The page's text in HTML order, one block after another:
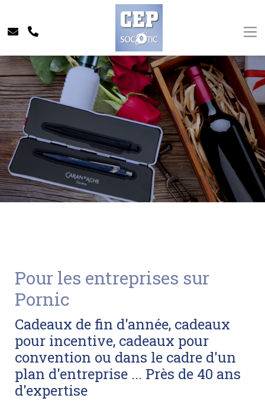
Pour les entreprises sur
Pornic
Cadeaux de fin d'année, cadeaux
pour incentive, cadeaux pour
convention ou dans le cadre d'un
plan d'entreprise ... Près de 40 ans
d'expertise